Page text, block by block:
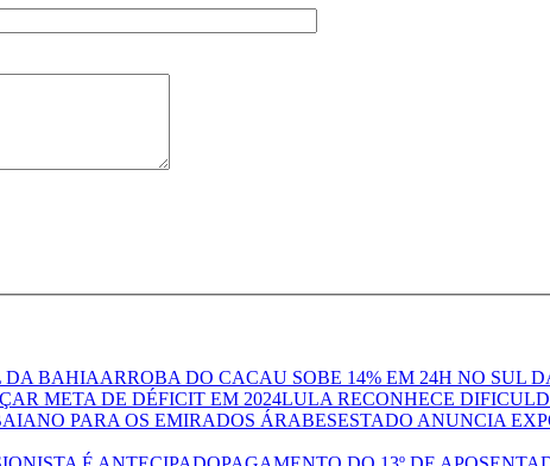
ARROBA DO CACAU SOBE 14% EM 24H NO SUL
LULA RECONHECE
ESTADO ANUNCIA